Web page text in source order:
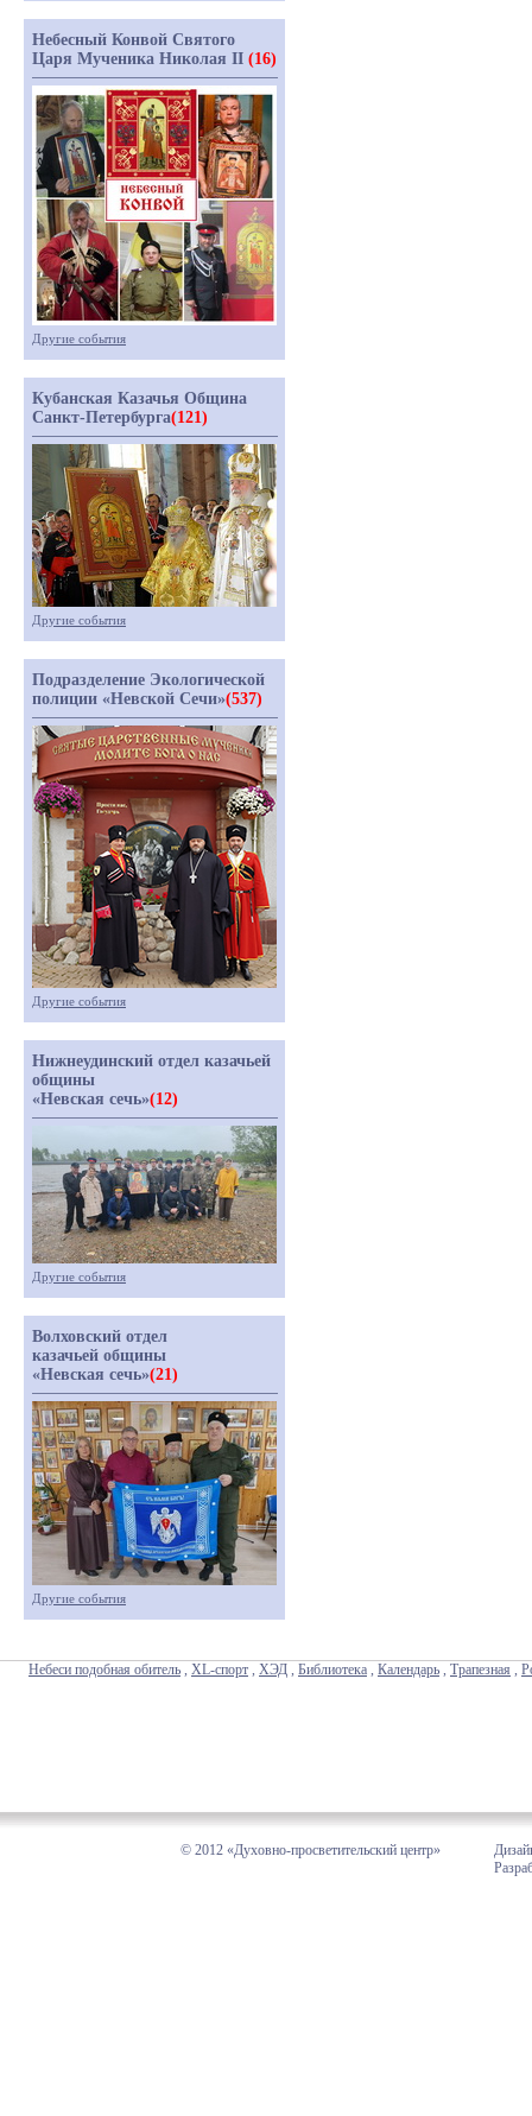
Небесный Конвой Святого
Царя Мученика Николая II (16)
Другие события
Кубанская Казачья Община
Санкт-Петербурга(121)
Другие события
Подразделение Экологической
полиции «Невской Сечи»(537)
Другие события
Нижнеудинский отдел казачьей
общины
«Невская сечь»(12)
Другие события
Волховский отдел
казачьей общины
«Невская сечь»(21)
Другие события
Небеси подобная обитель , XL-спорт , ХЭД , Библиотека , Календарь , Трапезная ,
© 2012 «Духовно-просветительский центр»